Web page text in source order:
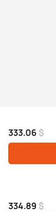
333.06 $
334.89 $